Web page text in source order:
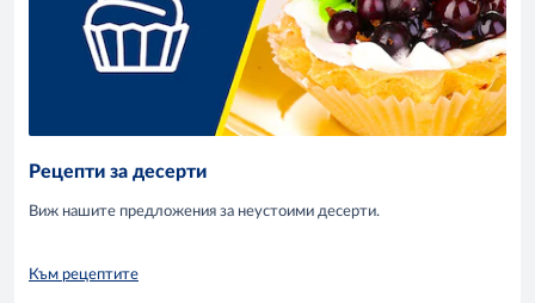
Рецепти за десерти
Виж нашите предложения за неустоими десерти.
Към рецептите